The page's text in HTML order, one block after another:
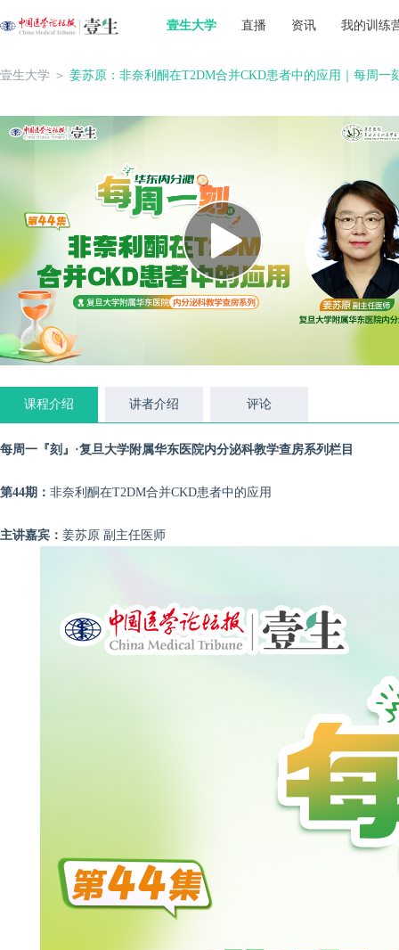
壹生大学 直播 资讯 我的训练
壹生大学 ＞ 姜苏原：非奈利酮在T2DM合并CKD患者中的应用｜每周一
课程介绍 讲者介绍 评论
每周一『刻』·复旦大学附属华东医院内分泌科教学查房系列栏目
第44期： 非奈利酮在T2DM合并CKD患者中的应用
主讲嘉宾： 姜苏原 副主任医师